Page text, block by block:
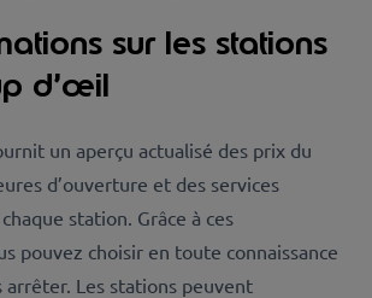
sur les stations
d’œil
un aperçu actualisé des prix du
d’ouverture et des services
station. Grâce à ces
pouvez choisir en toute connaissance
arrêter. Les stations peuvent